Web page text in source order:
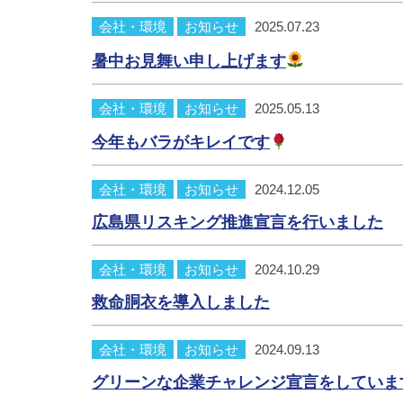
会社・環境 お知らせ 2025.07.23
暑中お見舞い申し上げます
会社・環境 お知らせ 2025.05.13
今年もバラがキレイです
会社・環境 お知らせ 2024.12.05
広島県リスキング推進宣言を行いました
会社・環境 お知らせ 2024.10.29
救命胴衣を導入しました
会社・環境 お知らせ 2024.09.13
グリーンな企業チャレンジ宣言をしていま